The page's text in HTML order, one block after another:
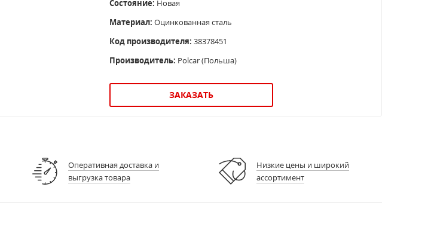
Состояние: Новая
Материал: Оцинкованная сталь
Код производителя: 38378451
Производитель: Polcar (Польша)
ЗАКАЗАТЬ
Оперативная доставка и
выгрузка товара
Низкие цены и широкий
ассортимент